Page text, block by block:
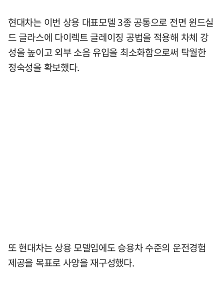
현대차는 이번 상용 대표모델 3종 공통으로 전면 윈드실
드 글라스에 다이렉트 글레이징 공법을 적용해 차체 강
성을 높이고 외부 소음 유입을 최소화함으로써 탁월한
정숙성을 확보했다.
또 현대차는 상용 모델임에도 승용차 수준의 운전경험
제공을 목표로 사양을 재구성했다.